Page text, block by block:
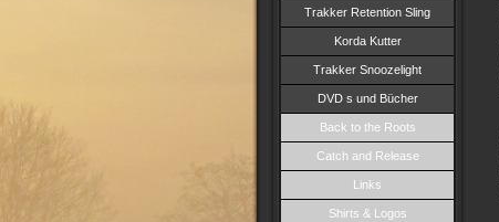
Trakker Retention Sling
Korda Kutter
Trakker Snoozelight
DVD s und Bücher
Back to the Roots
Catch and Release
Links
Shirts & Logos